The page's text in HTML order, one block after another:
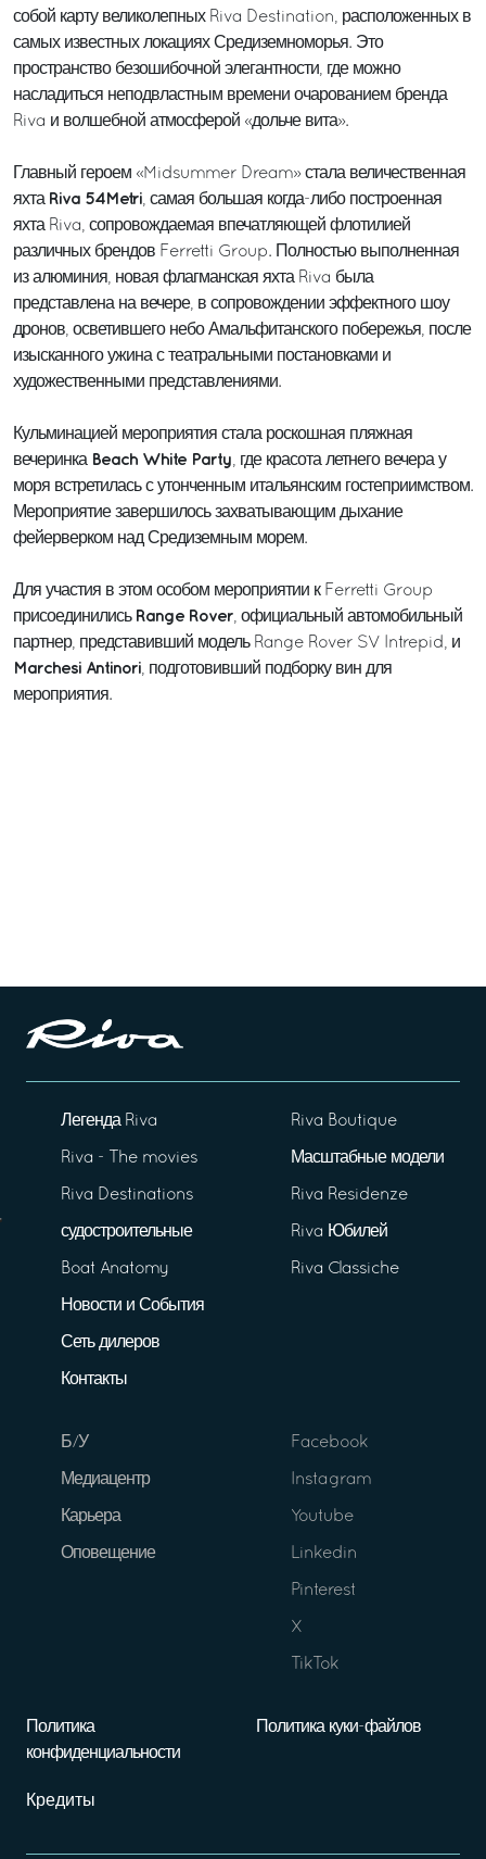
собой карту великолепных Riva Destination, расположенных в
самых известных локациях Средиземноморья. Это
пространство безошибочной элегантности, где можно
насладиться неподвластным времени очарованием бренда
Riva и волшебной атмосферой «дольче вита».
Главный героем «Midsummer Dream» стала величественная
яхта Riva 54Metri , самая большая когда-либо построенная
яхта Riva, сопровождаемая впечатляющей флотилией
различных брендов Ferretti Group. Полностью выполненная
из алюминия, новая флагманская яхта Riva была
представлена на вечере, в сопровождении эффектного шоу
дронов, осветившего небо Амальфитанского побережья, после
изысканного ужина с театральными постановками и
художественными представлениями.
Кульминацией мероприятия стала роскошная пляжная
вечеринка Beach White Party , где красота летнего вечера у
моря встретилась с утонченным итальянским гостеприимством.
Мероприятие завершилось захватывающим дыхание
фейерверком над Средиземным морем.
Для участия в этом особом мероприятии к Ferretti Group
присоединились Range Rover , официальный автомобильный
партнер, представивший модель Range Rover SV Intrepid, и
Marchesi Antinori , подготовивший подборку вин для
мероприятия.
Легенда Riva
Riva - The movies
Riva Destinations
судостроительные
Boat Anatomy
Новости и События
Сеть дилеров
Контакты
Riva Boutique
Масштабные модели
Riva Residenze
Riva Юбилей
Riva Classiche
Б/У
Медиацентр
Карьера
Оповещение
Facebook
Instagram
Youtube
Linkedin
Pinterest
X
TikTok
Политика
конфиденциальности
Политика куки-файлов
Кредиты